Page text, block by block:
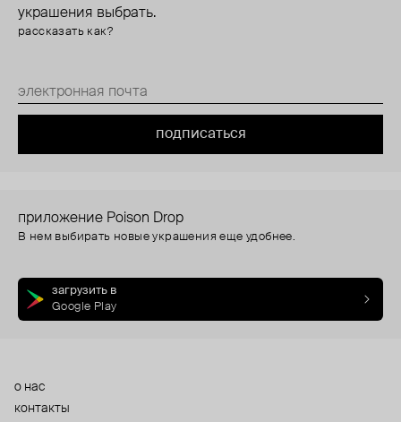
украшения выбрать.
рассказать как?
подписаться
приложение Poison Drop
В нем выбирать новые украшения еще удобнее.
загрузить в
Google Play
о нас
контакты